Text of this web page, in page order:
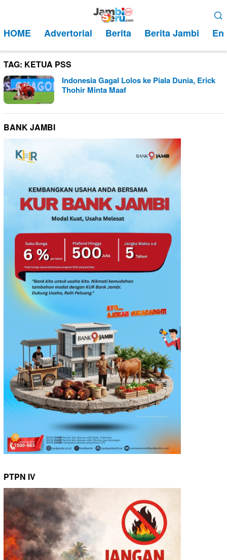
kontenMobile
HOME Advertorial Berita Berita Jambi
TAG: KETUA PSS
Indonesia Gagal Lolos ke Piala Dunia, Erick
Thohir Minta Maaf
BANK JAMBI
PTPN IV